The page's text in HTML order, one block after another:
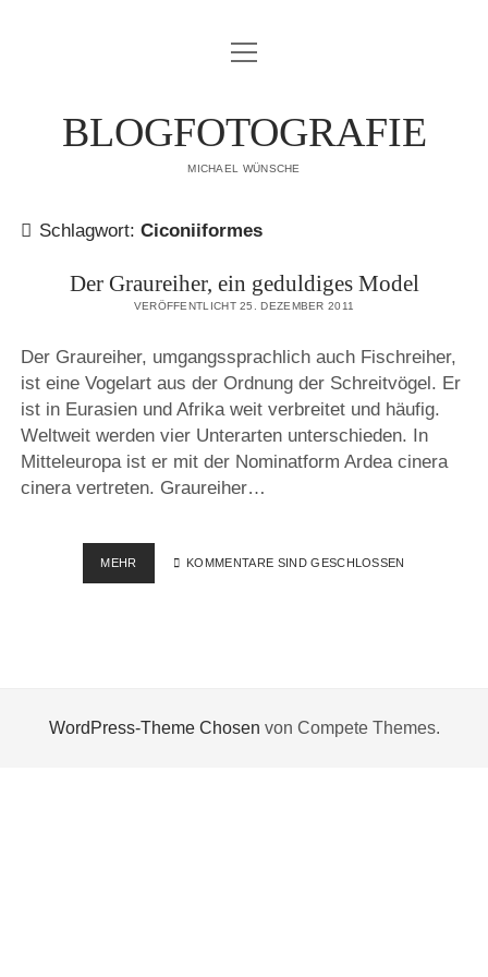
IMPRESSUM
Menü
öffnen
BLOGFOTOGRAFIE
MICHAEL WÜNSCHE
Schlagwort: Ciconiiformes
Der Graureiher, ein geduldiges Model
VERÖFFENTLICHT 25. DEZEMBER 2011
Der Graureiher, umgangssprachlich auch Fischreiher,
ist eine Vogelart aus der Ordnung der Schreitvögel. Er
ist in Eurasien und Afrika weit verbreitet und häufig.
Weltweit werden vier Unterarten unterschieden. In
Mitteleuropa ist er mit der Nominatform Ardea cinera
cinera vertreten. Graureiher…
MEHR
GRAUREIHER,
KOMMENTARE SIND GESCHLOSSEN
WordPress-Theme Chosen von Compete Themes.